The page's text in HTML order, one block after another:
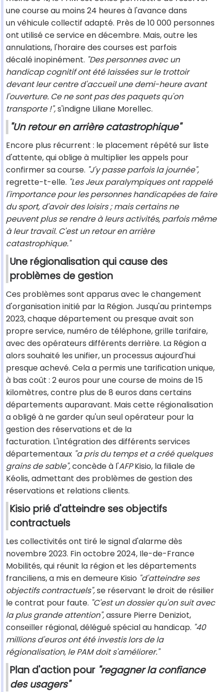
une course au moins 24 heures à l'avance dans
un véhicule collectif adapté. Près de 10 000 personnes
ont utilisé ce service en décembre. Mais, outre les
annulations, l'horaire des courses est parfois
décalé inopinément. "Des personnes avec un
handicap cognitif ont été laissées sur le trottoir
devant leur centre d'accueil une demi-heure avant
l'ouverture. Ce ne sont pas des paquets qu'on
transporte !",s'indigne Liliane Morellec.
"Un retour en arrière catastrophique"
Encore plus récurrent : le placement répété sur liste
d'attente, qui oblige à multiplier les appels pour
confirmer sa course. "J'y passe parfois la journée",
regrette-t-elle. "Les Jeux paralympiques ont rappelé
l'importance pour les personnes handicapées de faire
du sport, d'avoir des loisirs ; mais certains ne
peuvent plus se rendre à leurs activités, parfois même
à leur travail. C'est un retour en arrière
catastrophique."
Une régionalisation qui cause des
problèmes de gestion
Ces problèmes sont apparus avec le changement
d'organisation initié par la Région. Jusqu'au printemps
2023, chaque département ou presque avait son
propre service, numéro de téléphone, grille tarifaire,
avec des opérateurs différents derrière. La Région a
alors souhaité les unifier, un processus aujourd'hui
presque achevé. Cela a permis une tarification unique,
à bas coût : 2 euros pour une course de moins de 15
kilomètres, contre plus de 8 euros dans certains
départements auparavant. Mais cette régionalisation
a obligé à ne garder qu'un seul opérateur pour la
gestion des réservations et de la
facturation. L'intégration des différents services
départementaux "a pris du temps et a créé quelques
grains de sable",concède à l'AFPKisio, la filiale de
Kéolis, admettant des problèmes de gestion des
réservations et relations clients.
Kisio prié d'atteindre ses objectifs
contractuels
Les collectivités ont tiré le signal d'alarme dès
novembre 2023. Fin octobre 2024, Ile-de-France
Mobilités, qui réunit la région et les départements
franciliens, a mis en demeure Kisio "d'atteindre ses
objectifs contractuels",se réservant le droit de résilier
le contrat pour faute. "C'est un dossier qu'on suit avec
la plus grande attention",assure Pierre Deniziot,
conseiller régional, délégué spécial au handicap. "40
millions d'euros ont été investis lors de la
régionalisation, le PAM doit s'améliorer."
Plan d'action pour "regagner la confiance
des usagers"